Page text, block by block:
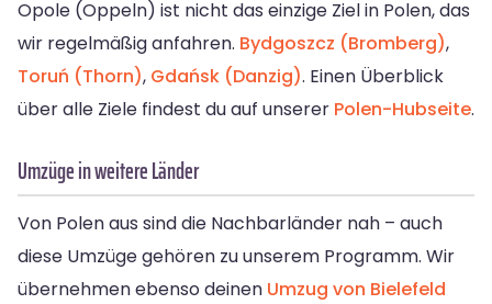
Opole (Oppeln) ist nicht das einzige Ziel in Polen, das
wir regelmäßig anfahren. Bydgoszcz (Bromberg),
Toruń (Thorn), Gdańsk (Danzig). Einen Überblick
über alle Ziele findest du auf unserer Polen-Hubseite.
Umzüge in weitere Länder
Von Polen aus sind die Nachbarländer nah – auch
diese Umzüge gehören zu unserem Programm. Wir
übernehmen ebenso deinen Umzug von Bielefeld